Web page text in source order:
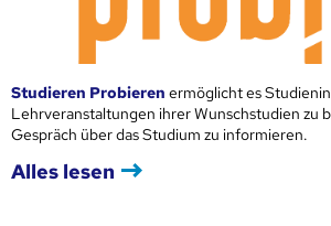
Studieren Probieren ermöglicht es
Lehrveranstaltungen ihrer Wunschstudien zu
Gespräch über das Studium zu informieren.
Alles lesen